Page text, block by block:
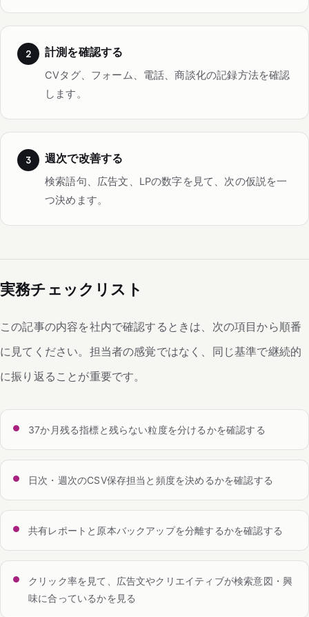
計測を確認する
CVタグ、フォーム、電話、商談化の記録方法を確認
します。
週次で改善する
検索語句、広告文、LPの数字を見て、次の仮説を一
つ決めます。
実務チェックリスト
この記事の内容を社内で確認するときは、次の項目から順番
に見てください。担当者の感覚ではなく、同じ基準で継続的
に振り返ることが重要です。
37か月残る指標と残らない粒度を分けるかを確認する
日次・週次のCSV保存担当と頻度を決めるかを確認する
共有レポートと原本バックアップを分離するかを確認する
クリック率を見て、広告文やクリエイティブが検索意図・興
味に合っているかを見る